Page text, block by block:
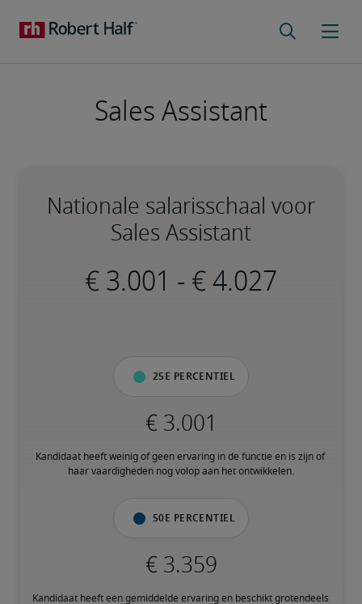
Sales Assistant
Nationale salarisschaal voor
Sales Assistant
-
25e percentiel
Kandidaat heeft weinig of geen ervaring in de functie en is zijn of
haar vaardigheden nog volop aan het ontwikkelen.
50e percentiel
Kandidaat heeft een gemiddelde ervaring en beschikt grotendeels